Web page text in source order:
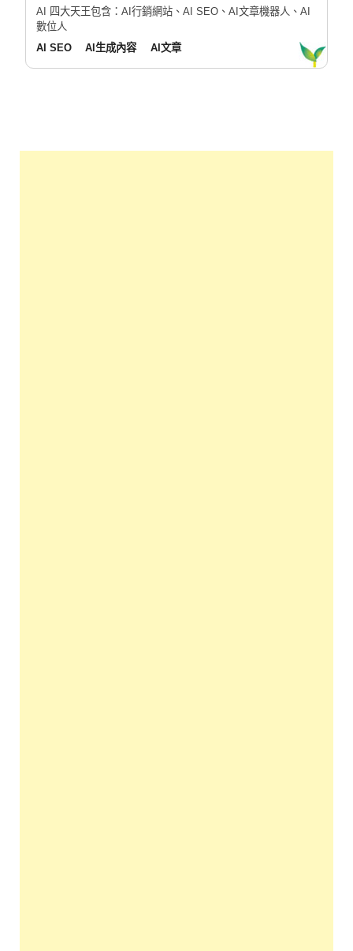
AI 四大天王包含：AI行銷網站、AI SEO、AI文章機器人、AI
數位人
AI SEO
AI生成內容 AI文章